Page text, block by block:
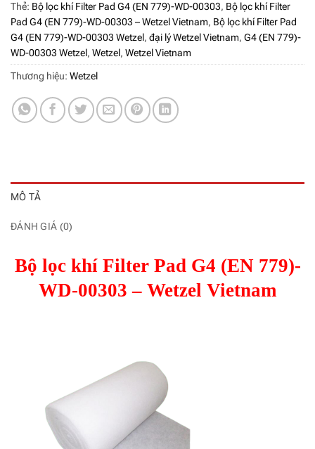
Thẻ: Bộ lọc khí Filter Pad G4 (EN 779)-WD-00303, Bộ lọc khí Filter
Pad G4 (EN 779)-WD-00303 – Wetzel Vietnam, Bộ lọc khí Filter Pad
G4 (EN 779)-WD-00303 Wetzel, đại lý Wetzel Vietnam, G4 (EN 779)-
WD-00303 Wetzel, Wetzel, Wetzel Vietnam
Thương hiệu: Wetzel
MÔ TẢ
ĐÁNH GIÁ (0)
Bộ lọc khí Filter Pad G4 (EN 779)-
WD-00303 – Wetzel Vietnam